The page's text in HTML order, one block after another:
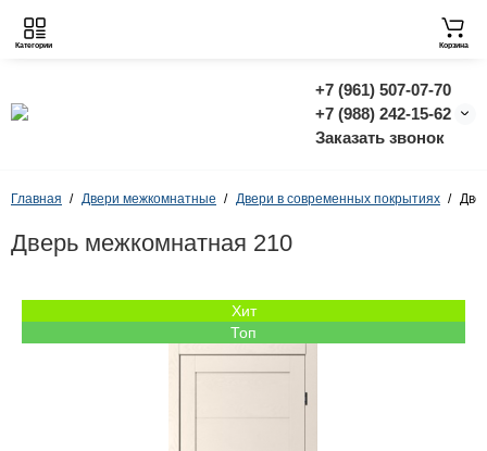
+7 (961) 507-07-70
+7 (988) 242-15-62
Заказать звонок
Категории Корзина
Главная Двери межкомнатные Двери в современных покрытиях
Дверь межкомнатная 210
Хит
Топ